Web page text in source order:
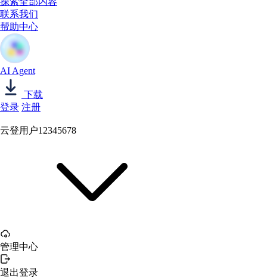
联系我们
帮助中心
AI Agent
下载
登录 注册
云登用户12345678
管理中心
退出登录